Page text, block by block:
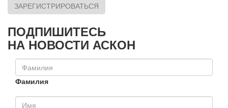
ЗАРЕГИСТРИРОВАТЬСЯ
ПОДПИШИТЕСЬ
НА НОВОСТИ АСКОН
Фамилия